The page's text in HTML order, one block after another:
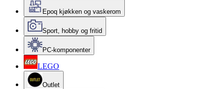
Epoq kjøkken og vaskerom
Sport, hobby og fritid
PC-komponenter
LEGO
Outlet